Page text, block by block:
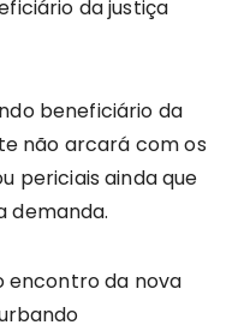
da justiça
beneficiário da
não arcará com os
periciais ainda que
demanda.
encontro da nova